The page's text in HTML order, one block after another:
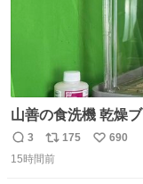
山善の食洗機 乾燥
でコレクションケー
に開き天井の温度も
返
信
3
リ
ポ
175
い
690
15時間前